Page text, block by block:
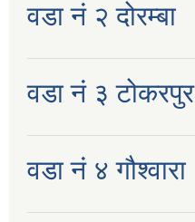
वडा नं २ दोरम्बा
वडा नं ३ टोकरपुर
वडा नं ४ गौश्वारा